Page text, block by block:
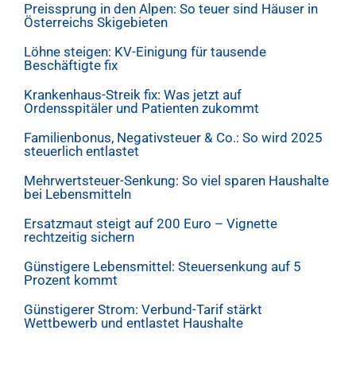
Preissprung in den Alpen: So teuer sind Häuser in
Österreichs Skigebieten
Löhne steigen: KV-Einigung für tausende
Beschäftigte fix
Krankenhaus-Streik fix: Was jetzt auf
Ordensspitäler und Patienten zukommt
Familienbonus, Negativsteuer & Co.: So wird 2025
steuerlich entlastet
Mehrwertsteuer-Senkung: So viel sparen Haushalte
bei Lebensmitteln
Ersatzmaut steigt auf 200 Euro – Vignette
rechtzeitig sichern
Günstigere Lebensmittel: Steuersenkung auf 5
Prozent kommt
Günstigerer Strom: Verbund-Tarif stärkt
Wettbewerb und entlastet Haushalte